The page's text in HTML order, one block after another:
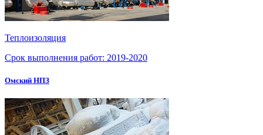
Теплоизоляция
Срок выполнения работ: 2019-2020
Омский НПЗ